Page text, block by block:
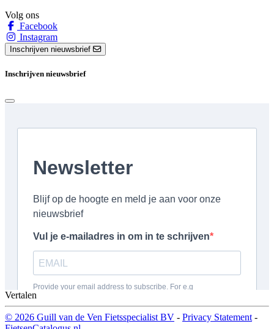
Volg ons
Facebook
Instagram
Inschrijven nieuwsbrief
Inschrijven nieuwsbrief
Vertalen
© 2026 Guill van de Ven Fietsspecialist BV - Privacy Statement -